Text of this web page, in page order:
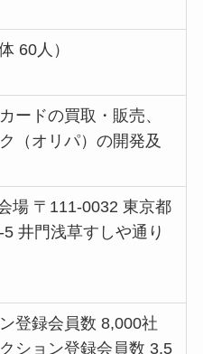
60人）
ードの買取・販売、
（オリパ）の開発及
場 〒111-0032 東京都
井門浅草すしや通り
登録会員数 8,000社
ション登録会員数 3,5